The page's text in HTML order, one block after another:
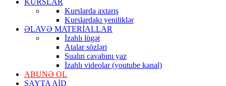
KURSLAR
Kurslarda axtarış
Kurslardakı yeniliklər
ƏLAVƏ MATERİALLAR
İzahlı lügət
Atalar sözləri
Sualın cavabını yaz
İzahlı videolar (youtube kanal)
ABUNƏ OL
SAYTA AİD